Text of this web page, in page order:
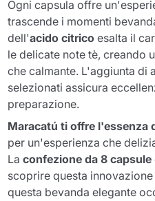
Ogni capsula offre
trascende i momenti
dell'acido citrico esalta il
le delicate note tè, creando
che calmante. L'aggiunta di
selezionati assicura
preparazione.
Maracatú ti offre l'essenza
per un'esperienza che
Laconfezione da 8 capsule
scoprire questa
questa bevanda elegante